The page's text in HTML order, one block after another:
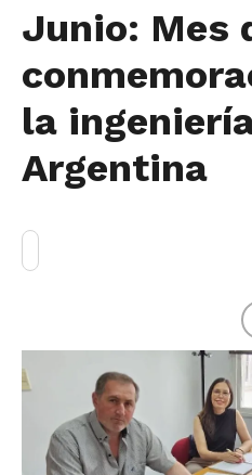
Junio: Mes
la
Argentina